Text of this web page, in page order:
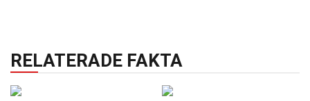
RELATERADE FAKTA